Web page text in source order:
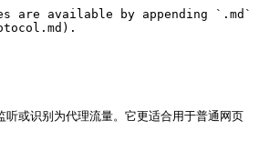
are available by appending `.md`
或识别为代理流量。它更适合用于普通网页